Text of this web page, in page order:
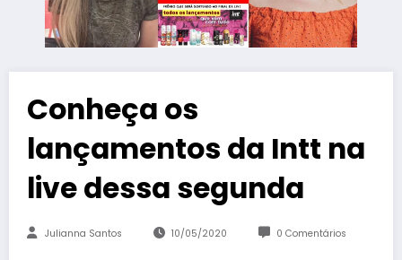
Conheça os
lançamentos da Intt na
live dessa segunda
Julianna Santos 10/05/2020 0 Comentários